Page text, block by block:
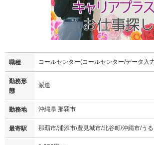
職種 コールセンター(コールセンター/データ入
勤務形
態
派遣
勤務地 沖縄県 那覇市
最寄駅 那覇市/浦添市/豊見城市/北谷町/沖縄市/う